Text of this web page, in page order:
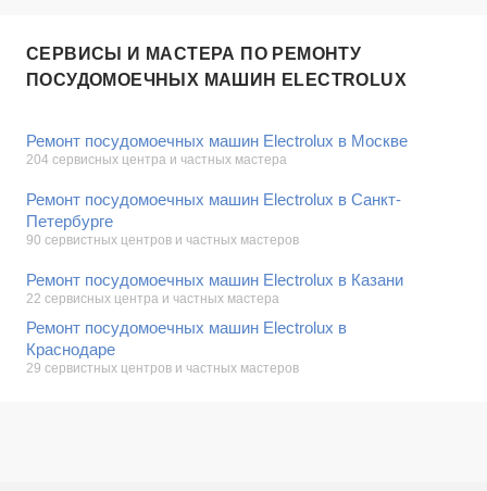
СЕРВИСЫ И МАСТЕРА ПО РЕМОНТУ
ПОСУДОМОЕЧНЫХ МАШИН ELECTROLUX
Ремонт посудомоечных машин Electrolux в Москве
204 сервисных центра и частных мастера
Ремонт посудомоечных машин Electrolux в Санкт-
Петербурге
90 сервистных центров и частных мастеров
Ремонт посудомоечных машин Electrolux в Казани
22 сервисных центра и частных мастера
Ремонт посудомоечных машин Electrolux в
Краснодаре
29 сервистных центров и частных мастеров